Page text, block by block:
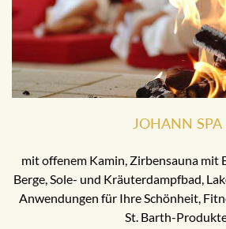
JOHANN SPA
mit offenem Kamin, Zirbensauna mit
Berge, Sole- und Kräuterdampfbad,
Anwendungen für Ihre Schönheit,
St. Barth-